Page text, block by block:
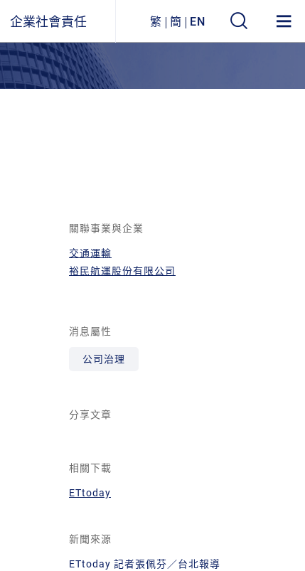
事業關聯圖
企業社會責任
遠東ESG
企業永續報告書
獲獎與肯定
繁 簡 EN
關聯事業與企業
交通運輸
裕民航運股份有限公司
消息屬性
公司治理
分享文章
相關下載
ETtoday
新聞來源
ETtoday 記者張佩芬／台北報導